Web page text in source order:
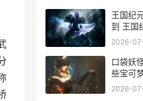
王国纪
到 王国
2026-
口袋妖
些宝可
怪火红
2026-